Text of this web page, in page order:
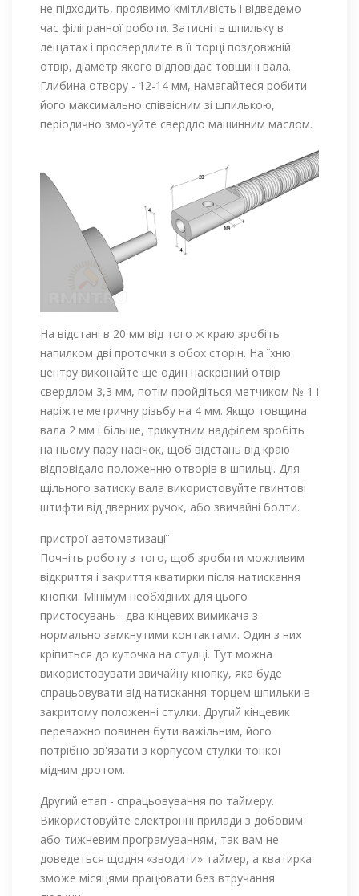
не підходить, проявимо кмітливість і відведемо
час філігранної роботи. Затисніть шпильку в
лещатах і просвердлите в її торці поздовжній
отвір, діаметр якого відповідає товщині вала.
Глибина отвору - 12-14 мм, намагайтеся робити
його максимально співвісним зі шпилькою,
періодично змочуйте свердло машинним маслом.
На відстані в 20 мм від того ж краю зробіть
напилком дві проточки з обох сторін. На їхню
центру виконайте ще один наскрізний отвір
свердлом 3,3 мм, потім пройдіться метчиком № 1 і
наріжте метричну різьбу на 4 мм. Якщо товщина
вала 2 мм і більше, трикутним надфілем зробіть
на ньому пару насічок, щоб відстань від краю
відповідало положенню отворів в шпильці. Для
щільного затиску вала використовуйте гвинтові
штифти від дверних ручок, або звичайні болти.
пристрої автоматизації
Почніть роботу з того, щоб зробити можливим
відкриття і закриття кватирки після натискання
кнопки. Мінімум необхідних для цього
пристосувань - два кінцевих вимикача з
нормально замкнутими контактами. Один з них
кріпиться до куточка на стулці. Тут можна
використовувати звичайну кнопку, яка буде
спрацьовувати від натискання торцем шпильки в
закритому положенні стулки. Другий кінцевик
переважно повинен бути важільним, його
потрібно зв'язати з корпусом стулки тонкої
мідним дротом.
Другий етап - спрацьовування по таймеру.
Використовуйте електронні прилади з добовим
або тижневим програмуванням, так вам не
доведеться щодня «зводити» таймер, а кватирка
зможе місяцями працювати без втручання